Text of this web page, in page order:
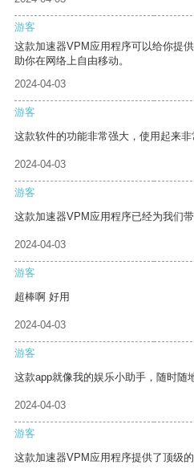
游客
这款加速器VPM应用程序可以给你提
助你在网络上自由移动。
2024-04-03
游客
这款软件的功能非常强大，使用起来非
2024-04-03
游客
这款加速器VPM应用程序已经为我们
2024-04-03
游客
超棒啊 好用
2024-04-03
游客
这款app就像我的娱乐小助手，随时随
2024-04-03
游客
这款加速器VPM应用程序提供了顶级的